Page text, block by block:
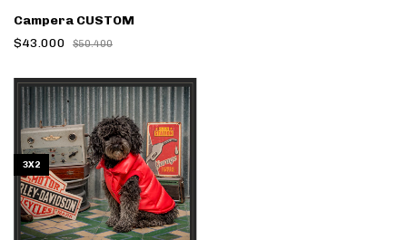
Campera CUSTOM
$43.000
$50.400
3X2